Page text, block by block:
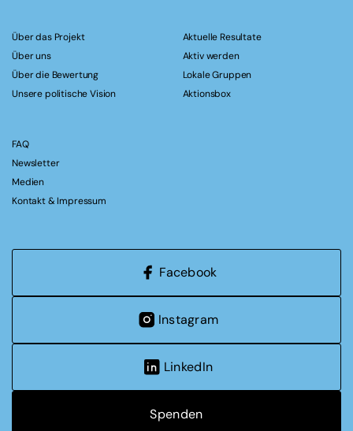
Über das Projekt
Über uns
Über die Bewertung
Unsere politische Vision
Aktuelle Resultate
Aktiv werden
Lokale Gruppen
Aktionsbox
FAQ
Newsletter
Medien
Kontakt & Impressum
Facebook
Instagram
LinkedIn
Spenden